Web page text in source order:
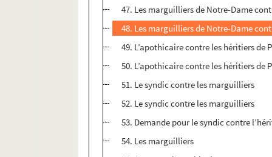
47. Les marguilliers de Notre-Dame
48. Les marguilliers de Notre-Dame
49. L’apothicaire contre les héritiers de
50. L’apothicaire contre les héritiers de
51. Le syndic contre les marguilliers
52. Le syndic contre les marguilliers
53. Demande pour le syndic contre
54. Les marguilliers